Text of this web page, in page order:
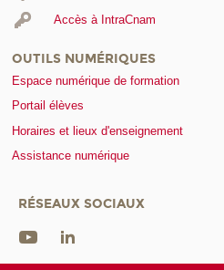
Accès à IntraCnam
OUTILS NUMÉRIQUES
Espace numérique de formation
Portail élèves
Horaires et lieux d'enseignement
Assistance numérique
RÉSEAUX SOCIAUX